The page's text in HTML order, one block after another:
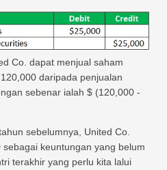
Co. dapat menjual saham
daripada penjualan
sebenar ialah $ (120,000 -
sebelumnya, United Co.
keuntungan yang belum
terakhir yang perlu kita lalui